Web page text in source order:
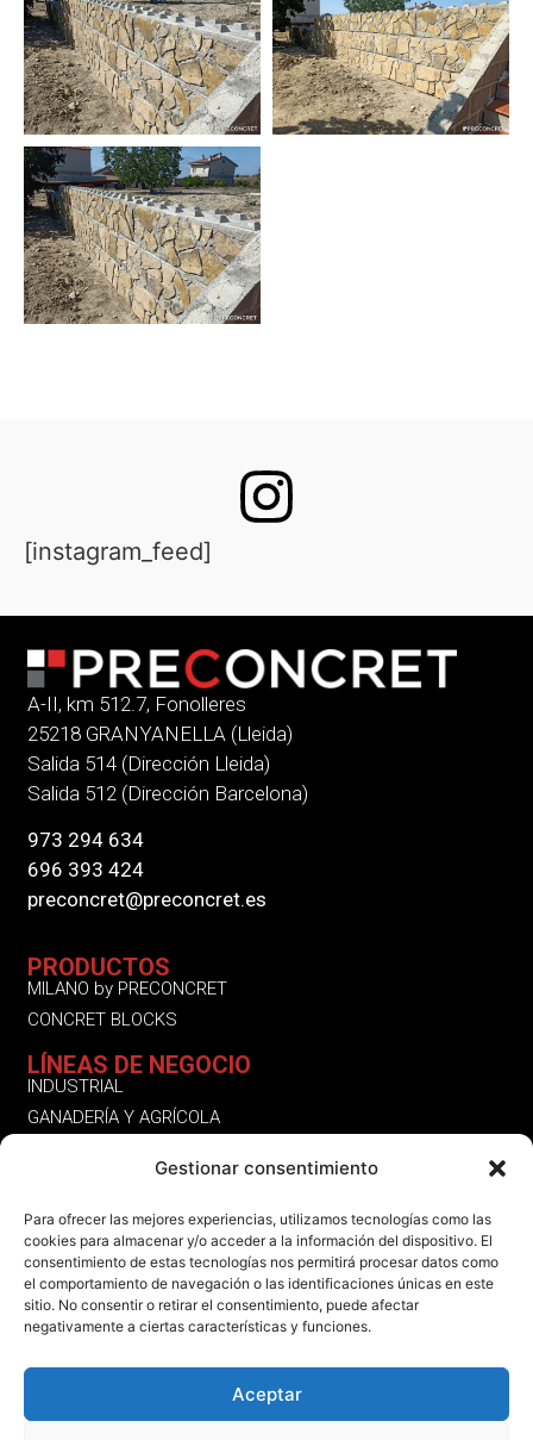
Gestionar consentimiento
Para ofrecer las mejores experiencias, utilizamos tecnologías como las
cookies para almacenar y/o acceder a la información del dispositivo. El
consentimiento de estas tecnologías nos permitirá procesar datos como
el comportamiento de navegación o las identificaciones únicas en este
sitio. No consentir o retirar el consentimiento, puede afectar
negativamente a ciertas características y funciones.
Aceptar
[instagram_feed]
A-II, km 512.7, Fonolleres
25218 GRANYANELLA (Lleida)
Salida 514 (Dirección Lleida)
Salida 512 (Dirección Barcelona)
973 294 634
696 393 424
preconcret@preconcret.es
PRODUCTOS
MILANO by PRECONCRET
CONCRET BLOCKS
LÍNEAS DE NEGOCIO
INDUSTRIAL
GANADERÍA Y AGRÍCOLA
OTROS SERVICIOS | PRODUCTOS
SÍGUENOS
INSTAGRAM
LINKEDIN
FACEBOOK